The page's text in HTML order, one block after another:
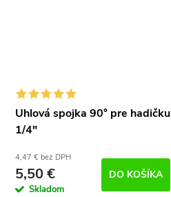
Uhlová spojka 90° pre hadičku
1/4"
4,47 € bez DPH
5,50 €
Skladom
DO KOŠÍKA